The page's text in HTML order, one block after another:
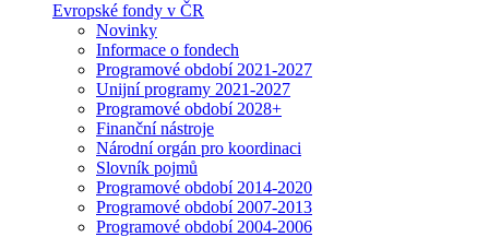
Evropské fondy v ČR
Novinky
Informace o fondech
Programové období 2021-2027
Unijní programy 2021-2027
Programové období 2028+
Finanční nástroje
Národní orgán pro koordinaci
Slovník pojmů
Programové období 2014-2020
Programové období 2007-2013
Programové období 2004-2006